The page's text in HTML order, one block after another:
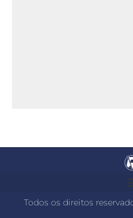
Todos os direitos